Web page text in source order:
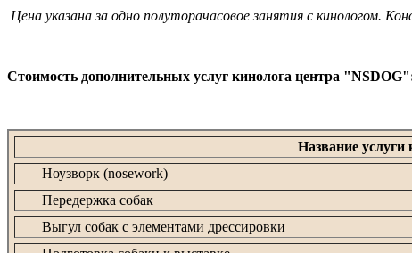
Цена указана за одно полуторачасовое занятия с кинологом.
Стоимость дополнительных услуг кинолога центра
Название услуги
Ноузворк (nosework)
Передержка собак
Выгул собак с элементами дрессировки